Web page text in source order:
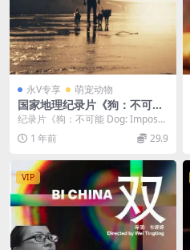
永V专享 萌宠动物
国家地理纪录片《狗：不可能/
驯狗任务 Dog: Impossible 2
021》第1-2季全14集 多国语
言多国字幕 无水印纯净版 720
纪录片《狗：不可能 Dog: Impossi
ble 2021》第1-2季全14集...
1 年前 29.9
VIP